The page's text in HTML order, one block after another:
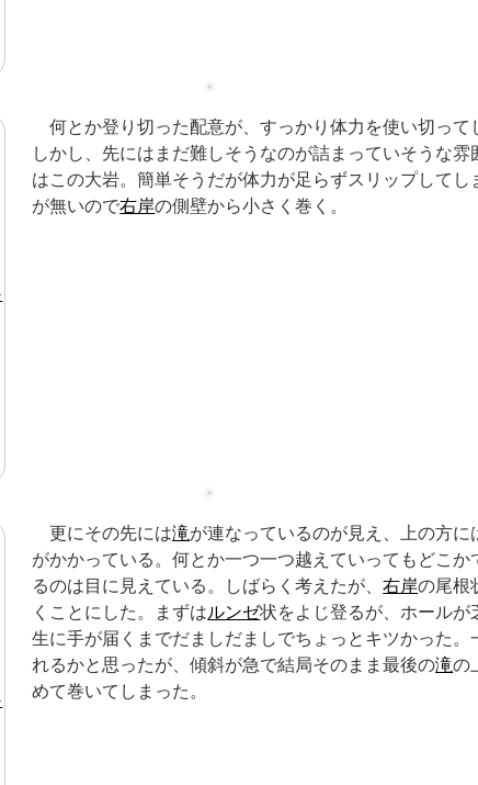
何とか登り切った配意が、すっかり体力を使い切って
しかし、先にはまだ難しそうなのが詰まっていそうな雰
はこの大岩。簡単そうだが体力が足らずスリップしてし
が無いので右岸の側壁から小さく巻く。
更にその先には滝が連なっているのが見え、上の方に
がかかっている。何とか一つ一つ越えていってもどこか
るのは目に見えている。しばらく考えたが、右岸の尾根
くことにした。まずはルンゼ状をよじ登るが、ホールが
生に手が届くまでだましだましでちょっとキツかった。
れるかと思ったが、傾斜が急で結局そのまま最後の滝の
めて巻いてしまった。